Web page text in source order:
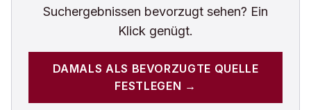
Suchergebnissen bevorzugt sehen? Ein
Klick genügt.
DAMALS ALS BEVORZUGTE QUELLE
FESTLEGEN →